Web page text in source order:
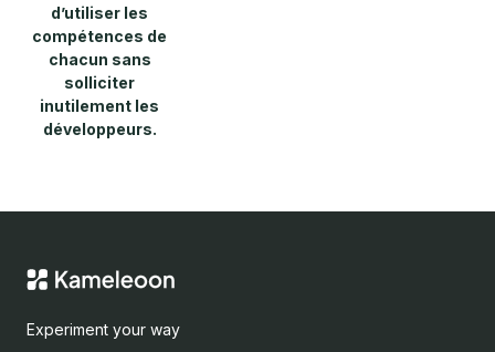
d’utiliser les
compétences de
chacun sans
solliciter
inutilement les
développeurs.
Experiment your way